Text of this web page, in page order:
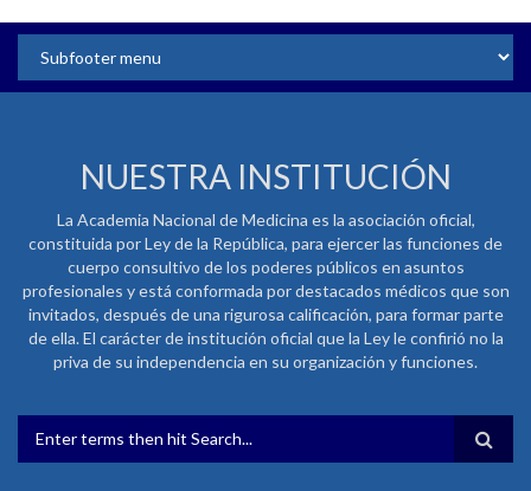
NUESTRA INSTITUCIÓN
La Academia Nacional de Medicina es la asociación oficial,
constituida por Ley de la República, para ejercer las funciones de
cuerpo consultivo de los poderes públicos en asuntos
profesionales y está conformada por destacados médicos que son
invitados, después de una rigurosa calificación, para formar parte
de ella. El carácter de institución oficial que la Ley le confirió no la
priva de su independencia en su organización y funciones.
FORMULARIO DE BÚSQUEDA